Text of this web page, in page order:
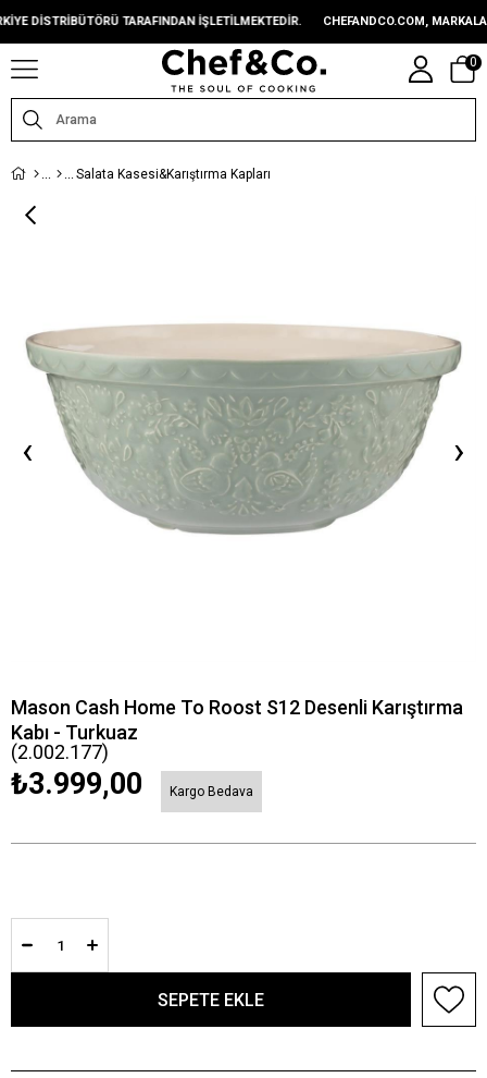
DISTRIBÜTÖRÜ TARAFINDAN IŞLETILMEKTEDIR. CHEFANDCO.COM,
0
Salata Kasesi&Karıştırma Kapları
‹ ›
Mason Cash Home To Roost S12 Desenli Karıştırma
Kabı - Turkuaz
(2.002.177)
₺3.999,00 Kargo Bedava